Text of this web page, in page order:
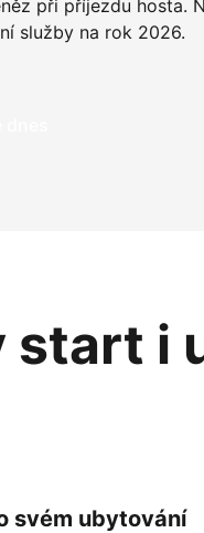
při příjezdu hosta.
služby na rok 2026.
start i
svém ubytování